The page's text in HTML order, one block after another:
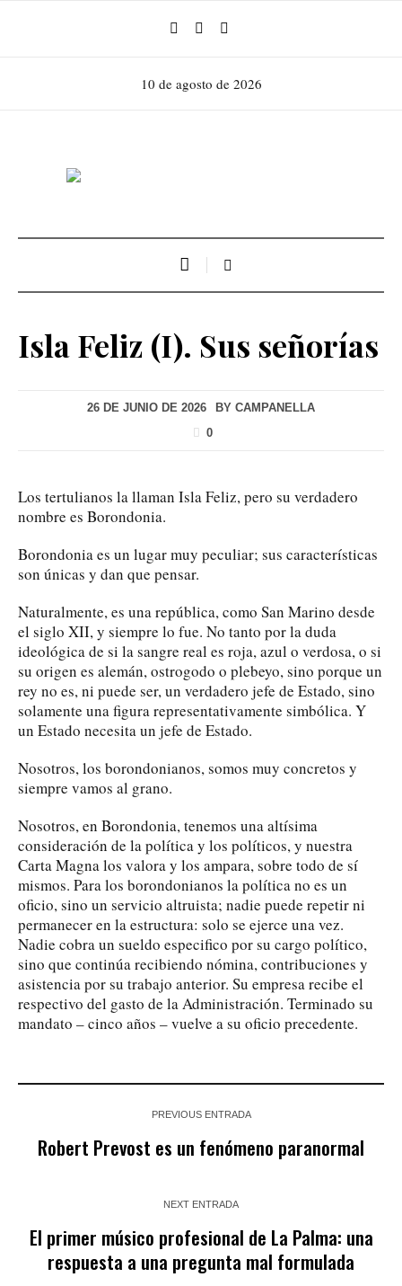
10 de agosto de 2026
Isla Feliz (I). Sus señorías
26 DE JUNIO DE 2026 BY CAMPANELLA
0
Los tertulianos la llaman Isla Feliz, pero su verdadero
nombre es Borondonia.
Borondonia es un lugar muy peculiar; sus características
son únicas y dan que pensar.
Naturalmente, es una república, como San Marino desde
el siglo XII, y siempre lo fue. No tanto por la duda
ideológica de si la sangre real es roja, azul o verdosa, o si
su origen es alemán, ostrogodo o plebeyo, sino porque un
rey no es, ni puede ser, un verdadero jefe de Estado, sino
solamente una figura representativamente simbólica. Y
un Estado necesita un jefe de Estado.
Nosotros, los borondonianos, somos muy concretos y
siempre vamos al grano.
Nosotros, en Borondonia, tenemos una altísima
consideración de la política y los políticos, y nuestra
Carta Magna los valora y los ampara, sobre todo de sí
mismos. Para los borondonianos la política no es un
oficio, sino un servicio altruista; nadie puede repetir ni
permanecer en la estructura: solo se ejerce una vez.
Nadie cobra un sueldo especifico por su cargo político,
sino que continúa recibiendo nómina, contribuciones y
asistencia por su trabajo anterior. Su empresa recibe el
respectivo del gasto de la Administración. Terminado su
mandato – cinco años – vuelve a su oficio precedente.
PREVIOUS ENTRADA
Robert Prevost es un fenómeno paranormal
NEXT ENTRADA
El primer músico profesional de La Palma: una
respuesta a una pregunta mal formulada